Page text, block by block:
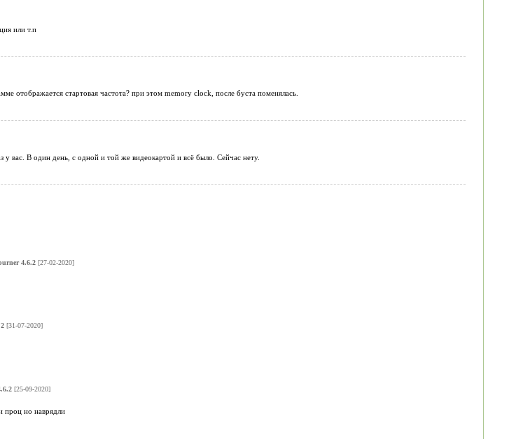
или т.п
отображается стартовая частота? при этом memory clock, после буста поменялась.
у вас. В один день, с одной и той же видеокартой и всё было. Сейчас нету.
4.6.2[27-02-2020]
[31-07-2020]
[25-09-2020]
проц но наврядли